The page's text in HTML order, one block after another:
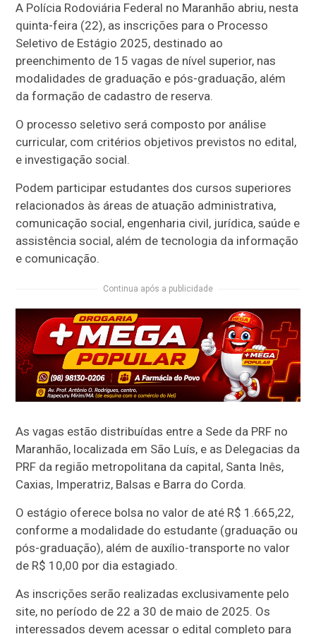
A Polícia Rodoviária Federal no Maranhão abriu, nesta
quinta-feira (22), as inscrições para o Processo
Seletivo de Estágio 2025, destinado ao
preenchimento de 15 vagas de nível superior, nas
modalidades de graduação e pós-graduação, além
da formação de cadastro de reserva.
O processo seletivo será composto por análise
curricular, com critérios objetivos previstos no edital,
e investigação social.
Podem participar estudantes dos cursos superiores
relacionados às áreas de atuação administrativa,
comunicação social, engenharia civil, jurídica, saúde e
assistência social, além de tecnologia da informação
e comunicação.
Continua após a publicidade
As vagas estão distribuídas entre a Sede da PRF no
Maranhão, localizada em São Luís, e as Delegacias da
PRF da região metropolitana da capital, Santa Inês,
Caxias, Imperatriz, Balsas e Barra do Corda.
O estágio oferece bolsa no valor de até R$ 1.665,22,
conforme a modalidade do estudante (graduação ou
pós-graduação), além de auxílio-transporte no valor
de R$ 10,00 por dia estagiado.
As inscrições serão realizadas exclusivamente pelo
site, no período de 22 a 30 de maio de 2025. Os
interessados devem acessar o edital completo para